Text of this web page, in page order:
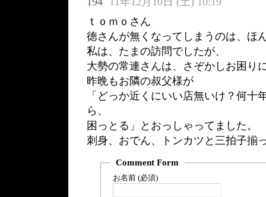
ｔｏｍｏさん
徳さんが無くなってしまうのは、ほ
私は、たまの訪問でしたが、
大勢の常連さんは、さぞかしお困り
昨晩もお隣の叔父様が
「どっか近くにいい店無いけ？何十
ら、
困っとる」とおっしゃってました。
刺身、おでん、トンカツと三拍子揃
Comment Form
お名前 (必須)